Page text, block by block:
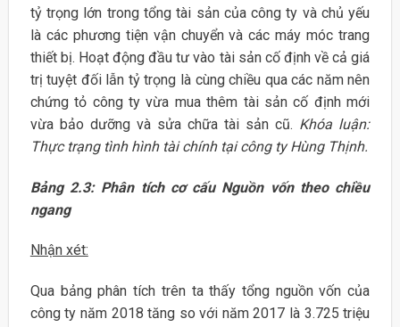
tỷ trọng lớn trong tổng tài sản của công ty và chủ yếu
là các phương tiện vận chuyển và các máy móc trang
thiết bị. Hoạt động đầu tư vào tài sản cố định về cả giá
trị tuyệt đối lẫn tỷ trọng là cùng chiều qua các năm nên
chứng tỏ công ty vừa mua thêm tài sản cố định mới
vừa bảo dưỡng và sửa chữa tài sản cũ. Khóa luận:
Thực trạng tình hình tài chính tại công ty Hùng Thịnh.
Bảng 2.3: Phân tích cơ cấu Nguồn vốn theo chiều
ngang
Nhận xét:
Qua bảng phân tích trên ta thấy tổng nguồn vốn của
công ty năm 2018 tăng so với năm 2017 là 3.725 triệu